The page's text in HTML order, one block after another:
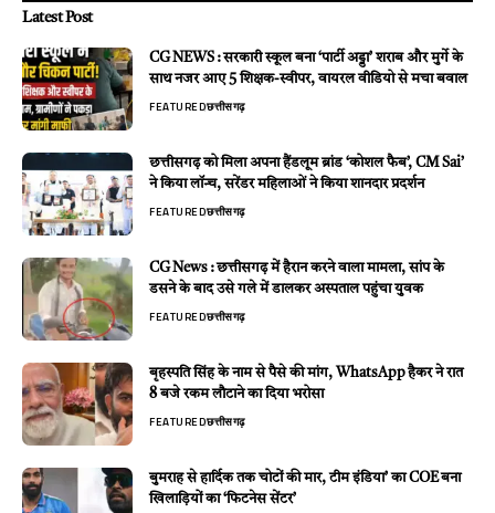
Latest Post
CG NEWS : सरकारी स्कूल बना ‘पार्टी अड्डा’ शराब और मुर्गे के
साथ नजर आए 5 शिक्षक-स्वीपर, वायरल वीडियो से मचा बवाल
FEATUREDछत्तीसगढ़
छत्तीसगढ़ को मिला अपना हैंडलूम ब्रांड ‘कोशल फैब’, CM Sai’
ने किया लॉन्च, सरेंडर महिलाओं ने किया शानदार प्रदर्शन
FEATUREDछत्तीसगढ़
CG News : छत्तीसगढ़ में हैरान करने वाला मामला, सांप के
डसने के बाद उसे गले में डालकर अस्पताल पहुंचा युवक
FEATUREDछत्तीसगढ़
बृहस्पति सिंह के नाम से पैसे की मांग, WhatsApp हैकर ने रात
8 बजे रकम लौटाने का दिया भरोसा
FEATUREDछत्तीसगढ़
बुमराह से हार्दिक तक चोटों की मार, टीम इंडिया’ का COE बना
खिलाड़ियों का ‘फिटनेस सेंटर’